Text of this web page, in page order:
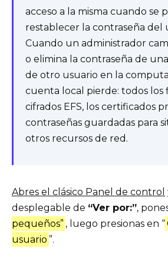
acceso a la misma cuando se
restablecer la contraseña del
Cuando un administrador
o elimina la contraseña de
de otro usuario en la
cuenta local pierde: todos los
cifrados EFS, los certificados
contraseñas guardadas para
otros recursos de red.
Abres el clásico Panel de control
desplegable de “Ver por:”,
pequeños” , luego presionas en “
usuario ”.